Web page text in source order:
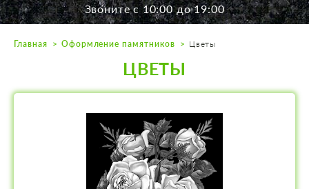
K2532513@yandex.ru
Пн. — Пт. с 10:00 до 19:00
Воскресенье по договор.
Звоните с 10:00 до 19:00
Главная Оформление памятников Цветы
ЦВЕТЫ